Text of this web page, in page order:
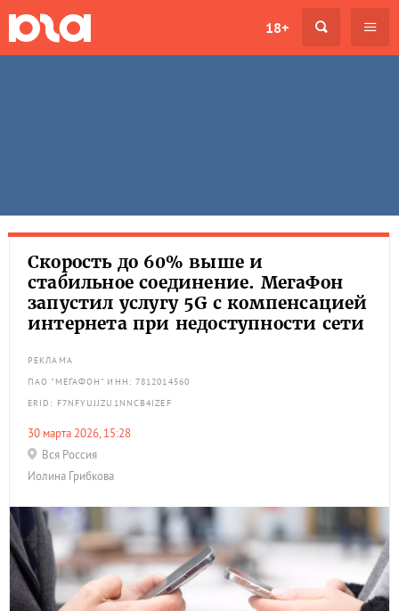
18+
Скорость до 60% выше и
стабильное соединение. МегаФон
запустил услугу 5G с компенсацией
интернета при недоступности сети
РЕКЛАМА
ПАО "МЕГАФОН" ИНН: 7812014560
ERID: F7NFYUJJZU1NNCB4IZEF
30 марта 2026, 15:28
Вся Россия
Иолина Грибкова